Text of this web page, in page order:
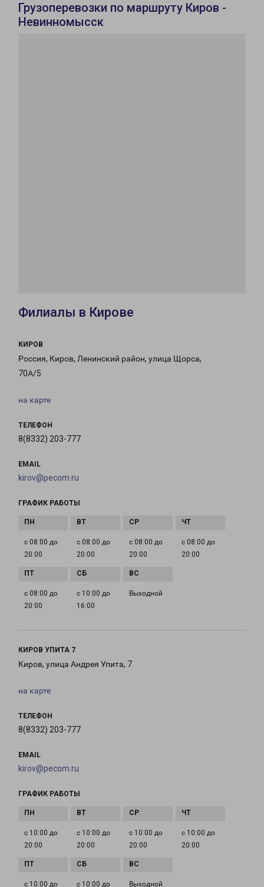
Грузоперевозки по маршруту Киров -
Невинномысск
Филиалы в Кирове
КИРОВ
Россия, Киров, Ленинский район, улица Щорса,
70А/5
на карте
ТЕЛЕФОН
8(8332) 203-777
EMAIL
kirov@pecom.ru
ГРАФИК РАБОТЫ
с 08:00 до
20:00
с 08:00 до
20:00
с 08:00 до
20:00
с 08:00 до
20:00
с 08:00 до
20:00
с 10:00 до
16:00
Выходной
КИРОВ УПИТА 7
Киров, улица Андрея Упита, 7
на карте
ТЕЛЕФОН
8(8332) 203-777
EMAIL
kirov@pecom.ru
ГРАФИК РАБОТЫ
с 10:00 до
20:00
с 10:00 до
20:00
с 10:00 до
20:00
с 10:00 до
20:00
с 10:00 до с 10:00 до Выходной